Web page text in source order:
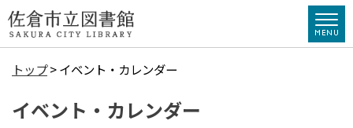
トップ> イベント・カレンダー
イベント・カレンダー